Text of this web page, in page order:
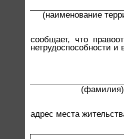
(наименование
сообщает, что
нетрудоспособности
(фамилия)
адрес места